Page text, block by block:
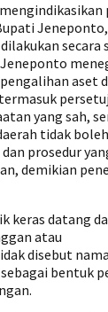
secara
aset
yang sah,
tidak
prosedur
demikian
keras datang
atau
disebut
bentuk